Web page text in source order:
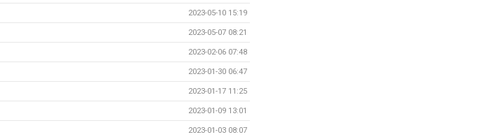
2023-05-10 15:19
2023-05-07 08:21
2023-02-06 07:48
2023-01-30 06:47
2023-01-17 11:25
2023-01-09 13:01
2023-01-03 08:07